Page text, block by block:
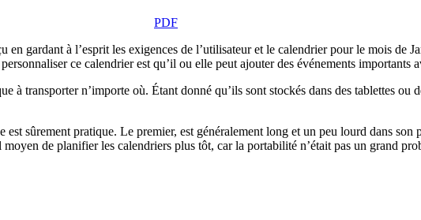
PDF
gardant à l’esprit les exigences de l’utilisateur et le calendrier pour le mois de
ce calendrier est qu’il ou elle peut ajouter des événements importants
à transporter n’importe où. Étant donné qu’ils sont stockés dans des tablettes ou
sûrement pratique. Le premier, est généralement long et un peu lourd dans son
de planifier les calendriers plus tôt, car la portabilité n’était pas un grand